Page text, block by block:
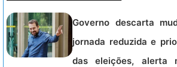
Governo descarta
jornada reduzida e
das eleições, alerta